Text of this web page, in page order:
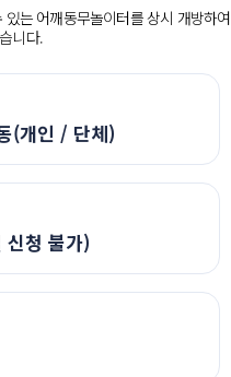
는 어깨동무놀이터를 상시 개방하여
니다.
(개인 / 단체)
신청 불가)